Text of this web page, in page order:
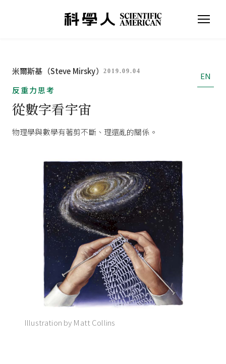
米爾斯基（Steve Mirsky） 2019.09.04
EN
反重力思考
從數字看宇宙
物理學與數學有著剪不斷、理還亂的關係。
Illustration by Matt Collins